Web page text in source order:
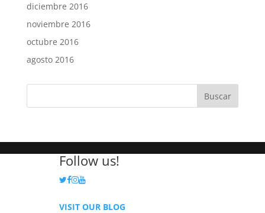
diciembre 2016
noviembre 2016
octubre 2016
agosto 2016
Follow us!
VISIT OUR BLOG